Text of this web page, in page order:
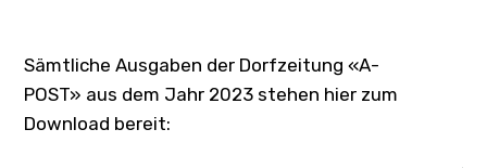
Sämtliche Ausgaben der Dorfzeitung «A-
POST» aus dem Jahr 2023 stehen hier zum
Download bereit: